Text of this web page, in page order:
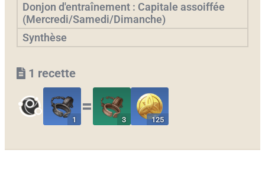
Donjon d'entraînement : Capitale assoiffée
(Mercredi/Samedi/Dimanche)
Synthèse
1 recette
1
〓
3 125